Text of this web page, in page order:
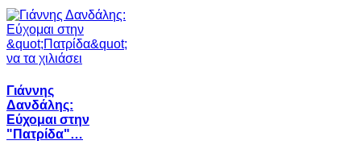
Γιάννης
Δανδάλης:
Εύχομαι στην
"Πατρίδα"…